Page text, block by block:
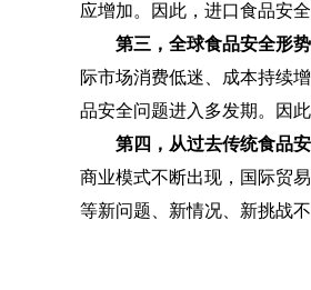
应增加。因此，进口食品安
第三，全球食品安全形势
际市场消费低迷、成本持续
品安全问题进入多发期。因
第四，从过去传统食品安
商业模式不断出现，国际贸
等新问题、新情况、新挑战